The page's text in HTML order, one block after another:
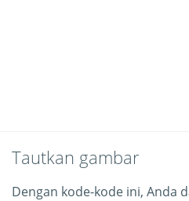
Tautkan gambar
Dengan kode-kode ini, Anda